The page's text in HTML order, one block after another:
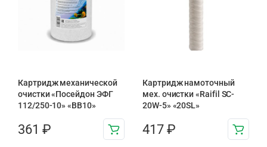
Картридж механической
очистки «Посейдон ЭФГ
112/250-10» «ВВ10»
361 ₽
Картридж намоточный
мех. очистки «Raifil SC-
20W-5» «20SL»
417 ₽